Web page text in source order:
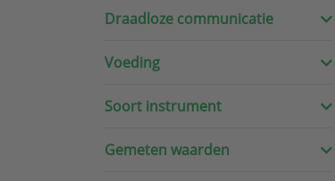
Draadloze communicatie
Voeding
Soort instrument
Gemeten waarden